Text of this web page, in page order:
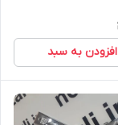
افزودن به سبد